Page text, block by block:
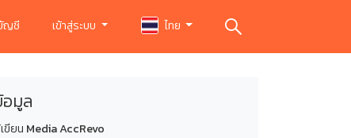
ญชี เข้าสู่ระบบ ไทย
มูล
ขียน Media AccRevo